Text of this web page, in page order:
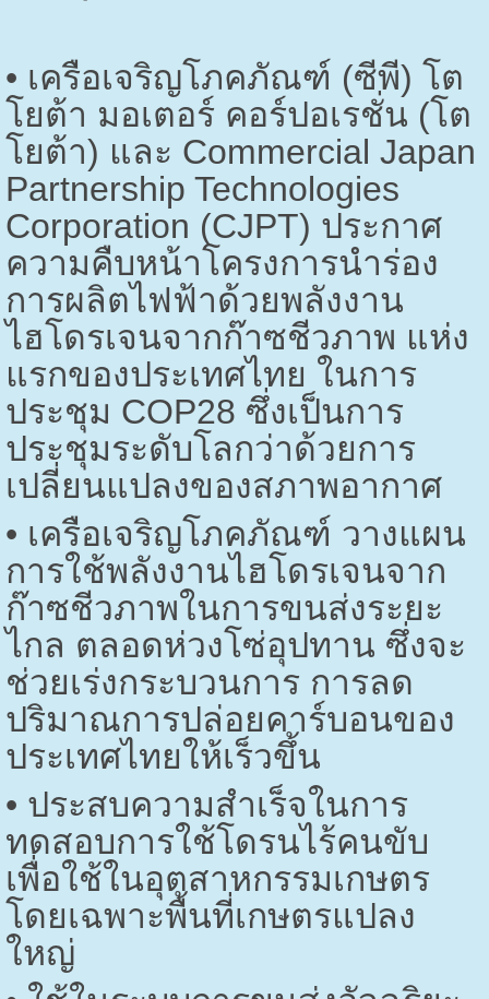
• เครือเจริญโภคภัณฑ์ (ซีพี) โต
โยต้า มอเตอร์ คอร์ปอเรชั่น (โต
โยต้า) และ Commercial Japan
Partnership Technologies
Corporation (CJPT) ประกาศ
ความคืบหน้าโครงการนำร่อง
การผลิตไฟฟ้าด้วยพลังงาน
ไฮโดรเจนจากก๊าซชีวภาพ แห่ง
แรกของประเทศไทย ในการ
ประชุม COP28 ซึ่งเป็นการ
ประชุมระดับโลกว่าด้วยการ
เปลี่ยนแปลงของสภาพอากาศ
• เครือเจริญโภคภัณฑ์ วางแผน
การใช้พลังงานไฮโดรเจนจาก
ก๊าซชีวภาพในการขนส่งระยะ
ไกล ตลอดห่วงโซ่อุปทาน ซึ่งจะ
ช่วยเร่งกระบวนการ การลด
ปริมาณการปล่อยคาร์บอนของ
ประเทศไทยให้เร็วขึ้น
• ประสบความสำเร็จในการ
ทดสอบการใช้โดรนไร้คนขับ
เพื่อใช้ในอุตสาหกรรมเกษตร
โดยเฉพาะพื้นที่เกษตรแปลง
ใหญ่